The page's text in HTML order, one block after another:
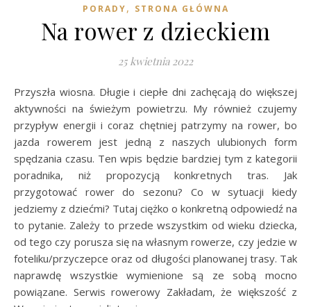
PORADY, STRONA GŁÓWNA
Na rower z dzieckiem
25 kwietnia 2022
Przyszła wiosna. Długie i ciepłe dni zachęcają do większej
aktywności na świeżym powietrzu. My również czujemy
przypływ energii i coraz chętniej patrzymy na rower, bo
jazda rowerem jest jedną z naszych ulubionych form
spędzania czasu. Ten wpis będzie bardziej tym z kategorii
poradnika, niż propozycją konkretnych tras. Jak
przygotować rower do sezonu? Co w sytuacji kiedy
jedziemy z dziećmi? Tutaj ciężko o konkretną odpowiedź na
to pytanie. Zależy to przede wszystkim od wieku dziecka,
od tego czy porusza się na własnym rowerze, czy jedzie w
foteliku/przyczepce oraz od długości planowanej trasy. Tak
naprawdę wszystkie wymienione są ze sobą mocno
powiązane. Serwis rowerowy Zakładam, że większość z